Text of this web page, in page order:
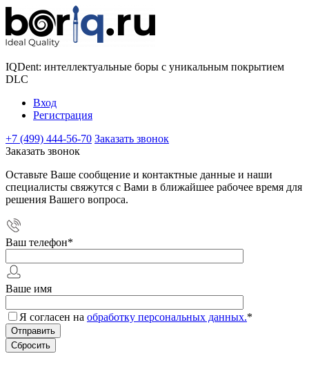
IQDent: интеллектуальные боры с уникальным покрытием
DLC
Вход
Регистрация
+7 (499) 444-56-70 Заказать звонок
Заказать звонок
Оставьте Ваше сообщение и контактные данные и наши
специалисты свяжутся с Вами в ближайшее рабочее время для
решения Вашего вопроса.
Ваш телефон*
Ваше имя
Я согласен на обработку персональных данных.*